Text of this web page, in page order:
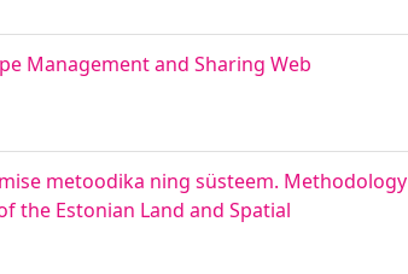
Management and Sharing Web
metoodika ning süsteem. Methodology
the Estonian Land and Spatial